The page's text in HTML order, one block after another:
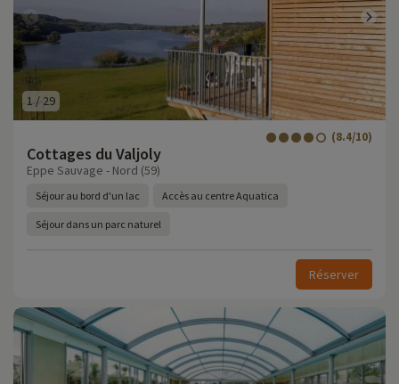
1 / 29
Cottages du Valjoly
(8.4/10)
Eppe Sauvage - Nord (59)
Séjour au bord d'un lac Accès au centre Aquatica
Séjour dans un parc naturel
Réserver